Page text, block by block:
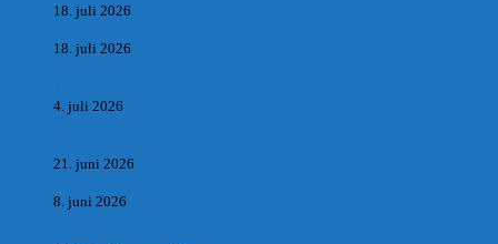
18. juli 2026
18. juli 2026
4. juli 2026
21. juni 2026
8. juni 2026